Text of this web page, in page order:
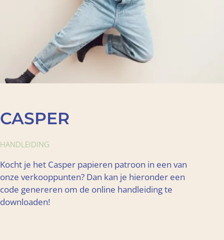
CASPER
HANDLEIDING
Kocht je het Casper papieren patroon in een van
onze verkooppunten? Dan kan je hieronder een
code genereren om de online handleiding te
downloaden!